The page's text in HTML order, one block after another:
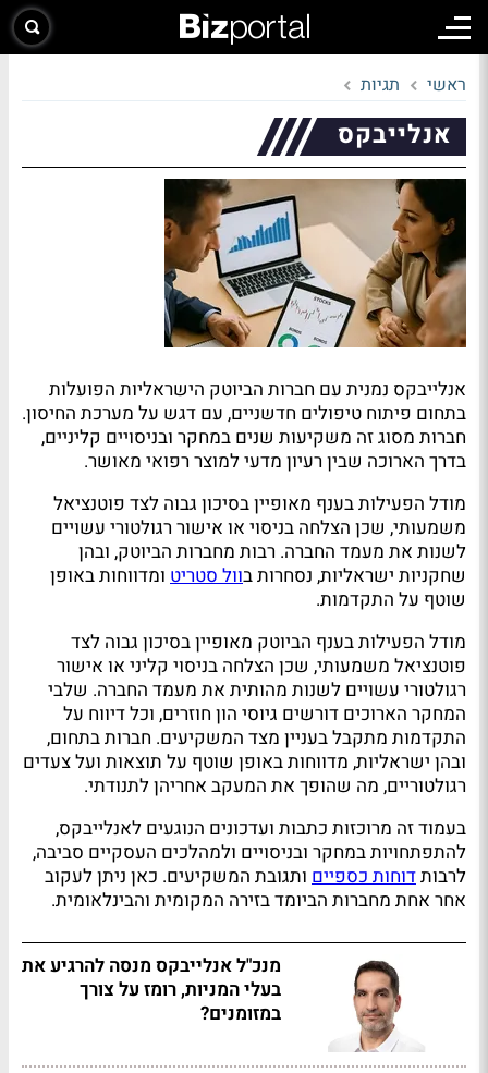
ראשי תגיות
אנלייבקס
אנלייבקס נמנית עם חברות הביוטק הישראליות הפועלות
בתחום פיתוח טיפולים חדשניים, עם דגש על מערכת החיסון.
חברות מסוג זה משקיעות שנים במחקר ובניסויים קליניים,
בדרך הארוכה שבין רעיון מדעי למוצר רפואי מאושר.
מודל הפעילות בענף מאופיין בסיכון גבוה לצד פוטנציאל
משמעותי, שכן הצלחה בניסוי או אישור רגולטורי עשויים
לשנות את מעמד החברה. רבות מחברות הביוטק, ובהן
שחקניות ישראליות, נסחרות בוול סטריט ומדווחות באופן
שוטף על התקדמות.
מודל הפעילות בענף הביוטק מאופיין בסיכון גבוה לצד
פוטנציאל משמעותי, שכן הצלחה בניסוי קליני או אישור
רגולטורי עשויים לשנות מהותית את מעמד החברה. שלבי
המחקר הארוכים דורשים גיוסי הון חוזרים, וכל דיווח על
התקדמות מתקבל בעניין מצד המשקיעים. חברות בתחום,
ובהן ישראליות, מדווחות באופן שוטף על תוצאות ועל צעדים
רגולטוריים, מה שהופך את המעקב אחריהן לתנודתי.
בעמוד זה מרוכזות כתבות ועדכונים הנוגעים לאנלייבקס,
להתפתחויות במחקר ובניסויים ולמהלכים העסקיים סביבה,
לרבותדוחות כספיים ותגובת המשקיעים. כאן ניתן לעקוב
אחר אחת מחברות הביומד בזירה המקומית והבינלאומית.
מנכ"ל אנלייבקס מנסה להרגיע את
בעלי המניות, רומז על צורך
במזומנים?